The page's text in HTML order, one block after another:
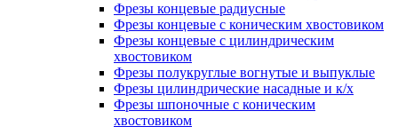
Фрезы концевые радиусные
Фрезы концевые с коническим хвостовиком
Фрезы концевые с цилиндрическим
хвостовиком
Фрезы полукруглые вогнутые и выпуклые
Фрезы цилиндрические насадные и к/х
Фрезы шпоночные с коническим
хвостовиком